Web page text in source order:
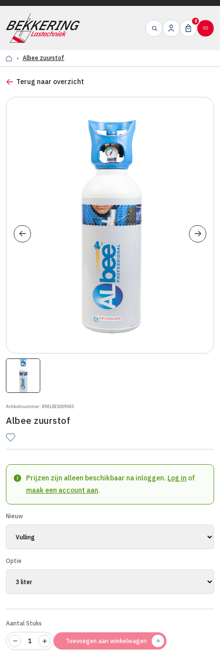
0
Albee zuurstof
Terug naar overzicht
Artikelnummer: 89ALBI1009S03
Albee zuurstof
Prijzen zijn alleen beschikbaar na inloggen. Log in of
maak een account aan.
Nieuw
Optie
Aantal Stuks
Toevoegen aan winkelwagen